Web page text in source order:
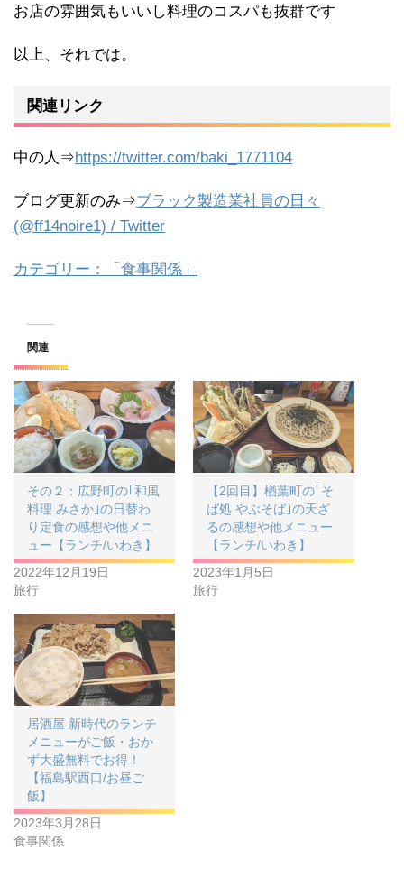
お店の雰囲気もいいし料理のコスパも抜群です
以上、それでは。
関連リンク
中の人⇒https://twitter.com/baki_1771104
ブログ更新のみ⇒ブラック製造業社員の日々
(@ff14noire1) / Twitter
カテゴリー：「食事関係」
関連
その２：広野町の｢和風
料理 みさか｣の日替わ
り定食の感想や他メニ
ュー【ランチ/いわき】
2022年12月19日
旅行
【2回目】楢葉町の｢そ
ば処 やぶそば｣の天ざ
るの感想や他メニュー
【ランチ/いわき】
2023年1月5日
旅行
居酒屋 新時代のランチ
メニューがご飯・おか
ず大盛無料でお得！
【福島駅西口/お昼ご
飯】
2023年3月28日
食事関係